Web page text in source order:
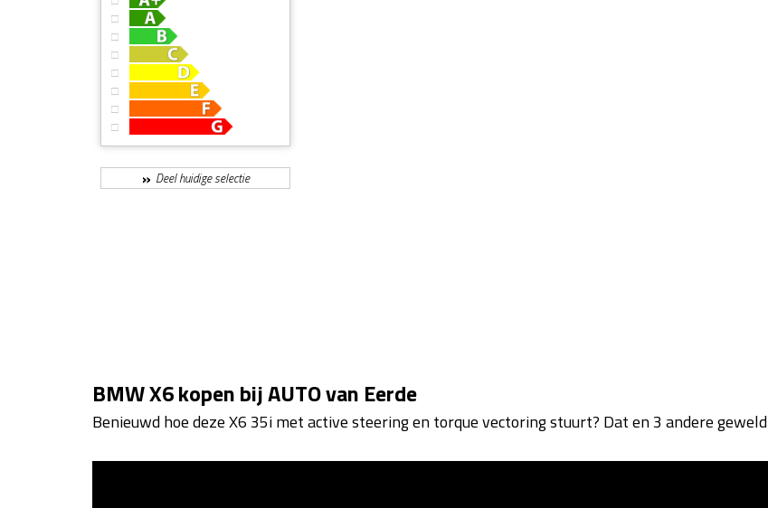
Deel huidige selectie
BMW X6 kopen bij AUTO van Eerde
Benieuwd hoe deze X6 35i met active steering en torque vectoring stuurt? Dat en 3 andere